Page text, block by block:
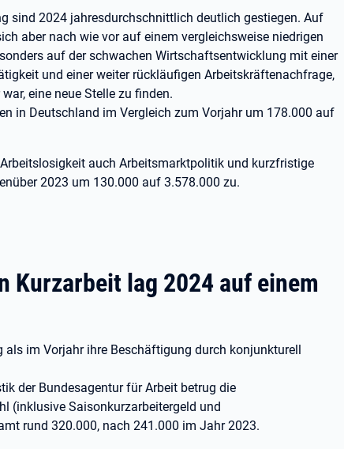
sind 2024 jahresdurchschnittlich deutlich gestiegen. Auf
aber nach wie vor auf einem vergleichsweise niedrigen
auf der schwachen Wirtschaftsentwicklung mit einer
und einer weiter rückläufigen Arbeitskräftenachfrage,
eine neue Stelle zu finden.
in Deutschland im Vergleich zum Vorjahr um 178.000 auf
auch Arbeitsmarktpolitik und kurzfristige
2023 um 130.000 auf 3.578.000 zu.
Kurzarbeit lag 2024 auf einem
als im Vorjahr ihre Beschäftigung durch konjunkturell
der Bundesagentur für Arbeit betrug die
(inklusive Saisonkurzarbeitergeld und
rund 320.000, nach 241.000 im Jahr 2023.